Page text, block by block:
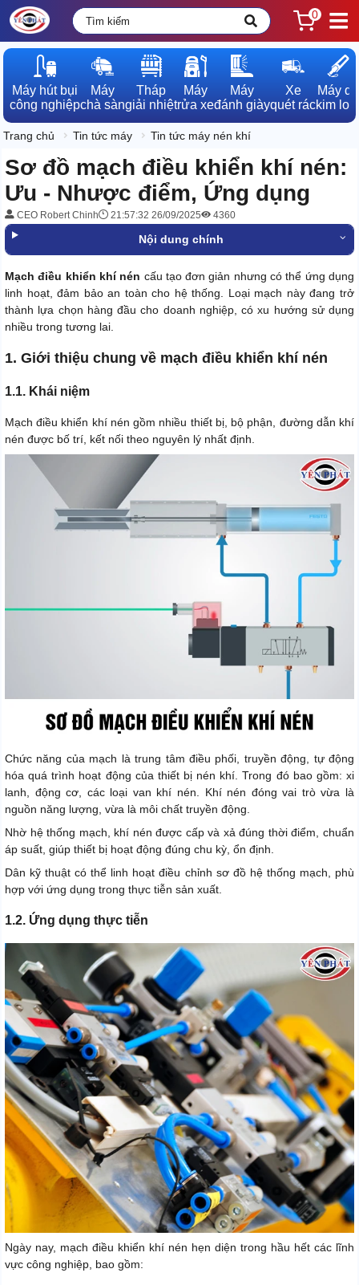
0
Máy hút bụi
công nghiệp
Máy
chà sàn
Tháp
giải nhiệt
Máy
rửa xe
Máy
đánh giày
Xe
quét rác
Máy dò
kim loại
Trang chủ Tin tức máy Tin tức máy nén khí
Sơ đồ mạch điều khiển khí nén:
Ưu - Nhược điểm, Ứng dụng
CEO Robert Chinh 21:57:32 26/09/2025 4360
Nội dung chính
Mạch điều khiển khí nén cấu tạo đơn giản nhưng có thể ứng dụng
linh hoạt, đảm bảo an toàn cho hệ thống. Loại mạch này đang trở
thành lựa chọn hàng đầu cho doanh nghiệp, có xu hướng sử dụng
nhiều trong tương lai.
1. Giới thiệu chung về mạch điều khiển khí nén
1.1. Khái niệm
Mạch điều khiển khí nén gồm nhiều thiết bị, bộ phận, đường dẫn khí
nén được bố trí, kết nối theo nguyên lý nhất định.
Chức năng của mạch là trung tâm điều phối, truyền động, tự động
hóa quá trình hoạt động của thiết bị nén khí. Trong đó bao gồm: xi
lanh, động cơ, các loại van khí nén. Khí nén đóng vai trò vừa là
nguồn năng lượng, vừa là môi chất truyền động.
Nhờ hệ thống mạch, khí nén được cấp và xả đúng thời điểm, chuẩn
áp suất, giúp thiết bị hoạt động đúng chu kỳ, ổn định.
Dân kỹ thuật có thể linh hoạt điều chỉnh sơ đồ hệ thống mạch, phù
hợp với ứng dụng trong thực tiễn sản xuất.
1.2. Ứng dụng thực tiễn
Ngày nay, mạch điều khiển khí nén hẹn diện trong hầu hết các lĩnh
vực công nghiệp, bao gồm: